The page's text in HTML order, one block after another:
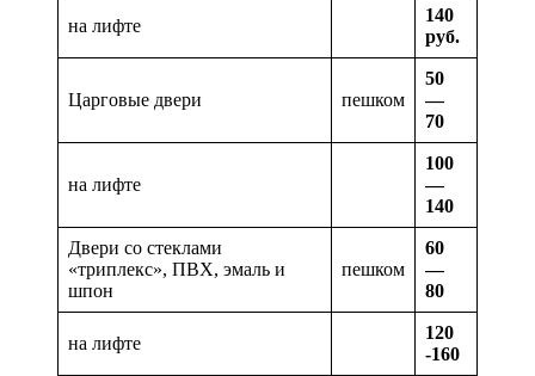
на лифте
140
руб.
Царговые двери пешком
50
—
70
на лифте
100
—
140
Двери со стеклами
«триплекс», ПВХ, эмаль и
шпон
пешком
60
—
80
на лифте
120
-160